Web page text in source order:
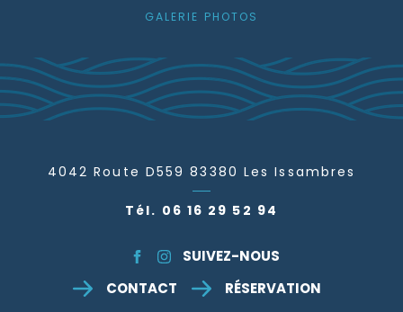
GALERIE PHOTOS
4042 Route D559 83380 Les Issambres
Tél. 06 16 29 52 94
SUIVEZ-NOUS
CONTACT
RÉSERVATION